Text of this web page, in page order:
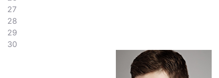
27
28
29
30